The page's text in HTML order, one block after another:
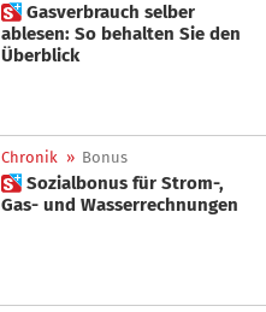
 Gasverbrauch selber
ablesen: So behalten Sie den
Überblick
Chronik » Bonus
 Sozialbonus für Strom-,
Gas- und Wasserrechnungen